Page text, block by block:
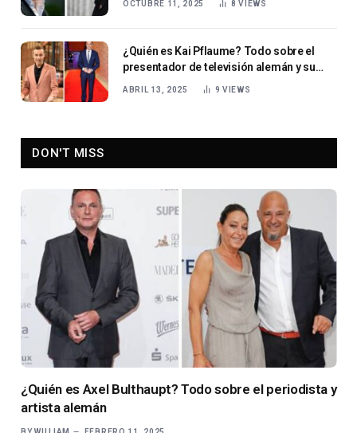
OCTUBRE 11, 2025 8VIEWS
¿Quién es Kai Pflaume? Todo sobre el
presentador de televisión alemán y su
vida con su esposa Ilke Pflaume
ABRIL 13, 2025 9 VIEWS
DON'T MISS
¿Quién es Axel Bulthaupt? Todo sobre el periodista y
artista alemán